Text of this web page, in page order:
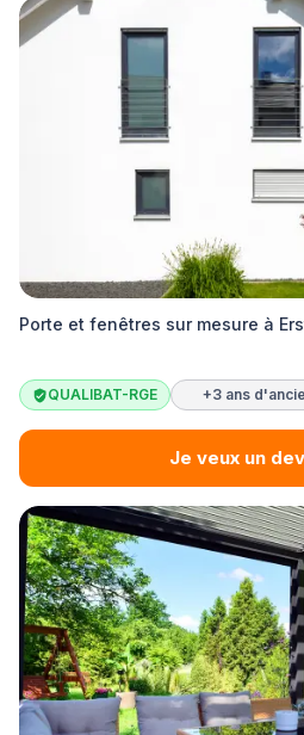
Porte et fenêtres sur mesure à
QUALIBAT-RGE +3 ans
Je veux un